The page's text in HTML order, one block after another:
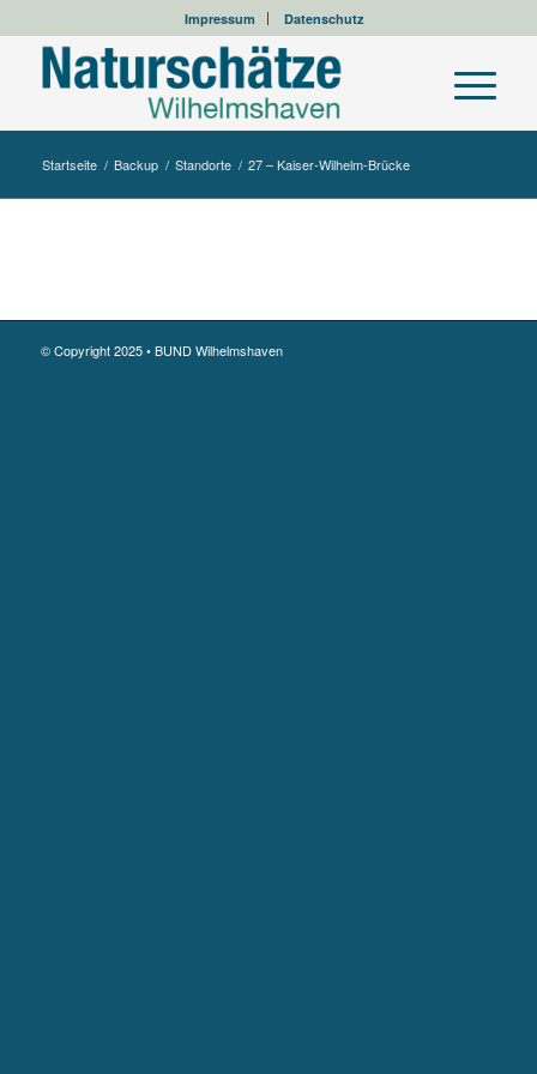
Impressum Datenschutz
Startseite / Backup / Standorte / 27 – Kaiser-Wilhelm-Brücke
© Copyright 2025 • BUND Wilhelmshaven